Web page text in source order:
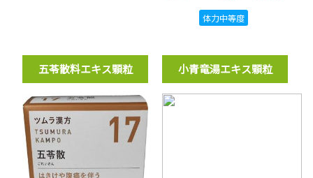
体力中等度
五苓散料エキス顆粒 小青竜湯エキス顆粒